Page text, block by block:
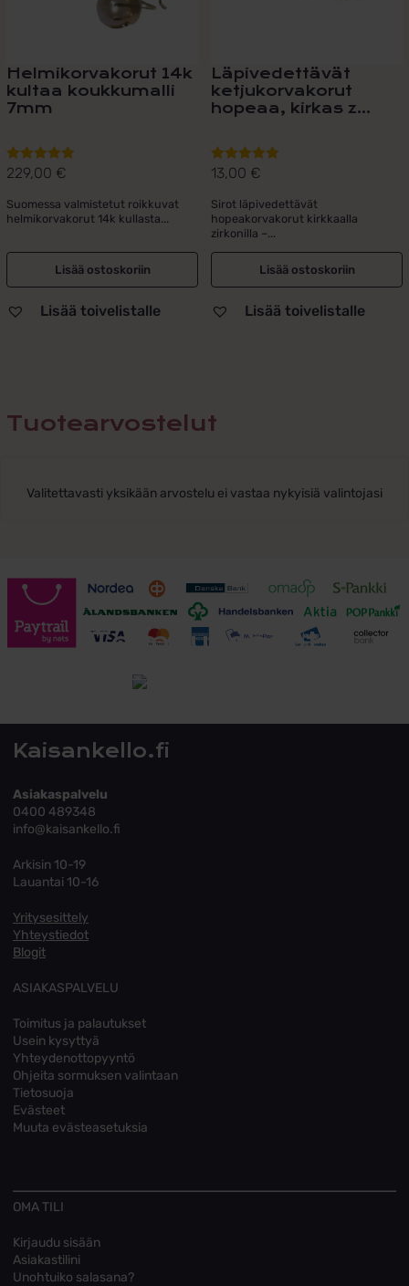
Helmikorvakorut 14k
kultaa koukkumalli
7mm
Arvostelu
5.00 / 5
229,00 €
Suomessa valmistetut roikkuvat
helmikorvakorut 14k kullasta...
Lisää ostoskoriin
Lisää toivelistalle
Läpivedettävät
ketjukorvakorut
hopeaa, kirkas z...
Arvostelu
5.00 / 5
13,00 €
Sirot läpivedettävät
hopeakorvakorut kirkkaalla
zirkonilla –...
Lisää ostoskoriin
Lisää toivelistalle
Tuotearvostelut
Valitettavasti yksikään arvostelu ei vastaa nykyisiä valintojasi
Toimitusehdot
Kaisankello.fi
Asiakaspalvelu
0400 489348
info@kaisankello.fi
Arkisin 10-19
Lauantai 10-16
Yritysesittely
Yhteystiedot
Blogit
ASIAKASPALVELU
Toimitus ja palautukset
Usein kysyttyä
Yhteydenottopyyntö
Ohjeita sormuksen valintaan
Tietosuoja
Evästeet
Muuta evästeasetuksia
OMA TILI
Kirjaudu sisään
Asiakastilini
Unohtuiko salasana?